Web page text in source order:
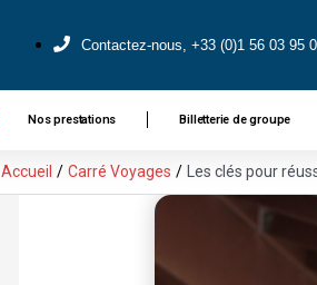
Contactez-nous, +33 (0)1 56 03 95
Nos prestations Billetterie de groupe
Accueil Carré Voyages Les clés pour